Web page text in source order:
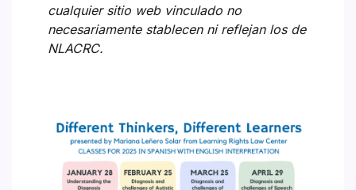
cualquier sitio web vinculado no
necesariamente stablecen ni reflejan los de
NLACRC.